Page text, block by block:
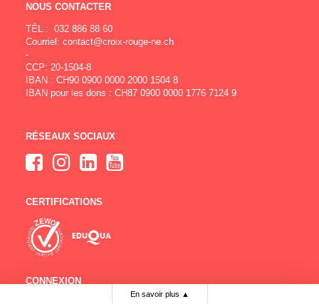
NOUS CONTACTER
TÉL.: 032 886 88 60
Courriel: contact@croix-rouge-ne.ch
-
CCP: 20-1504-8
IBAN : CH90 0900 0000 2000 1504 8
IBAN pour les dons : CH87 0900 0000 1776 7124 9
RÉSEAUX SOCIAUX
CERTIFICATIONS
CONNEXION
En savoir plus ▲